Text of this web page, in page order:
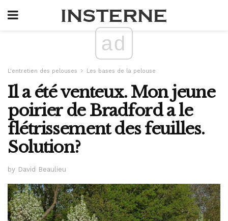
ad
L'entretien des pelouses Les bases de la pelouse
Il a été venteux. Mon jeune
poirier de Bradford a le
flétrissement des feuilles.
Solution?
by David Beaulieu